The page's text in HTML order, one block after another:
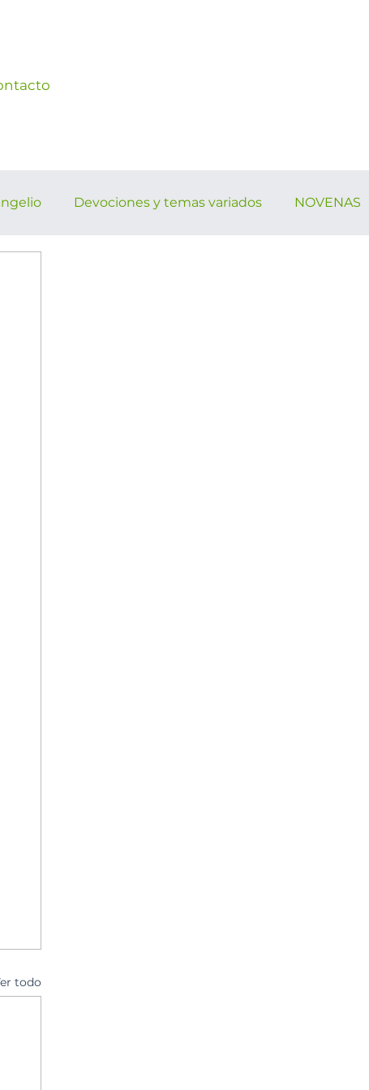
Devociones y temas variados NOVENAS
todo